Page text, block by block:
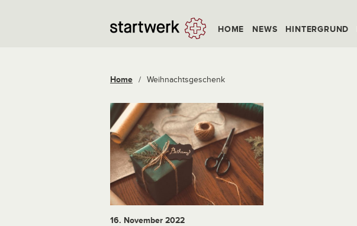
HOME NEWS HINTERGRUND
Home / Weihnachtsgeschenk
16. November 2022